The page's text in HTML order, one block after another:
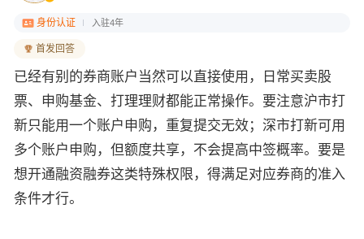
身份认证 入驻4年
首发回答
已经有别的券商账户当然可以直接使用，日常买卖股
票、申购基金、打理理财都能正常操作。要注意沪市打
新只能用一个账户申购，重复提交无效；深市打新可用
多个账户申购，但额度共享，不会提高中签概率。要是
想开通融资融券这类特殊权限，得满足对应券商的准入
条件才行。